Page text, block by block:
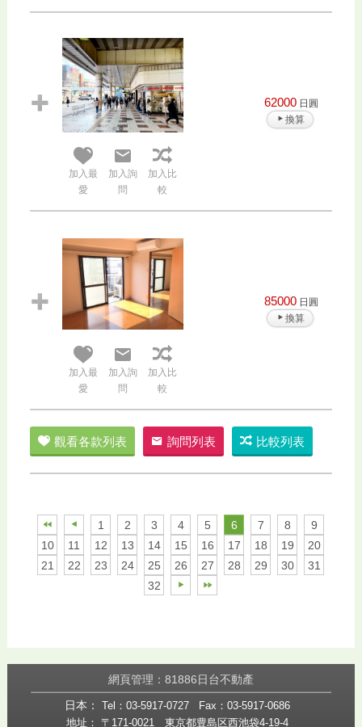
加入最
愛
加入詢
問
加入比
較
62000 日圓
換算
加入最
愛
加入詢
問
加入比
較
85000 日圓
換算
觀看各款列表 詢問列表 比較列表
1 2 3 4 5 6 7 8
9
10
11 12 13 14 15 16 17 18 19
20
21
22 23 24 25 26 27 28 29 30
31
32
網頁管理：81886日台不動產
日本：
Tel：03-5917-0727
Fax：03-5917-0686
地址： 〒171-0021 東京都豊島区西池袋4-19-4